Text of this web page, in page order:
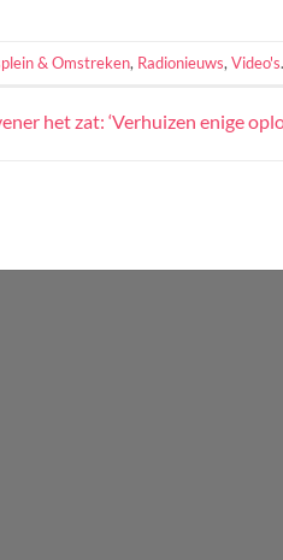
& Omstreken, Radionieuws, Video's
het zat: ‘Verhuizen enige